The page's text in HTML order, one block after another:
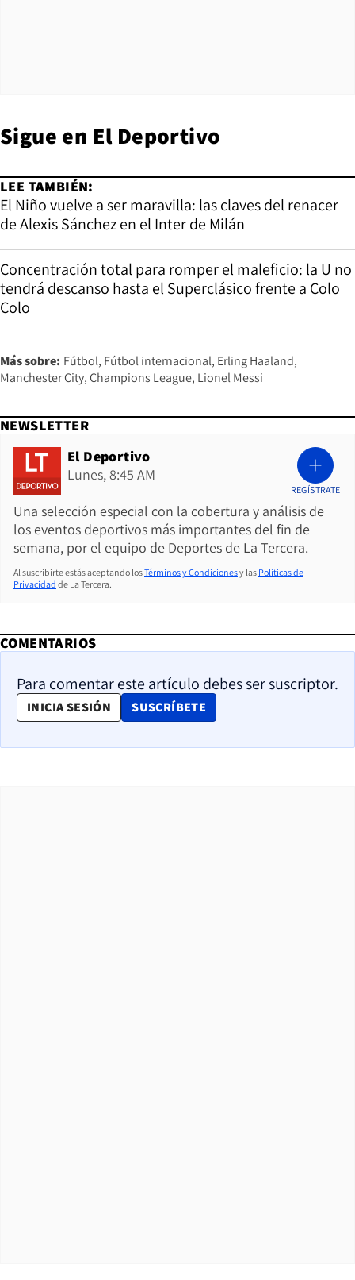
Sigue en El Deportivo
LEE TAMBIÉN:
El Niño vuelve a ser maravilla: las claves del renacer
de Alexis Sánchez en el Inter de Milán
Concentración total para romper el maleficio: la U no
tendrá descanso hasta el Superclásico frente a Colo
Colo
Más sobre: Fútbol Fútbol internacional Erling Haaland
Manchester City Champions League Lionel Messi
NEWSLETTER
El Deportivo
Lunes, 8:45 AM
Una selección especial con la cobertura y análisis de
los eventos deportivos más importantes del fin de
semana, por el equipo de Deportes de La Tercera.
REGÍSTRATE
Al suscribirte estás aceptando losTérminos y Condicionesy las Políticas de
Privacidad de La Tercera.
COMENTARIOS
Para comentar este artículo debes ser suscriptor.
INICIA SESIÓN SUSCRÍBETE
OPENS IN NEW WINDOW